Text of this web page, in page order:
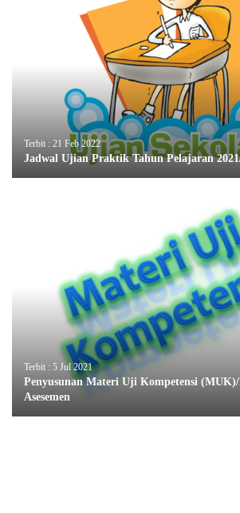
Terbit : 21 Feb 2022
Jadwal Ujian Praktik Tahun Pelajaran
Terbit : 5 Jul 2021
Penyusunan Materi Uji Kompetensi
Asesemen